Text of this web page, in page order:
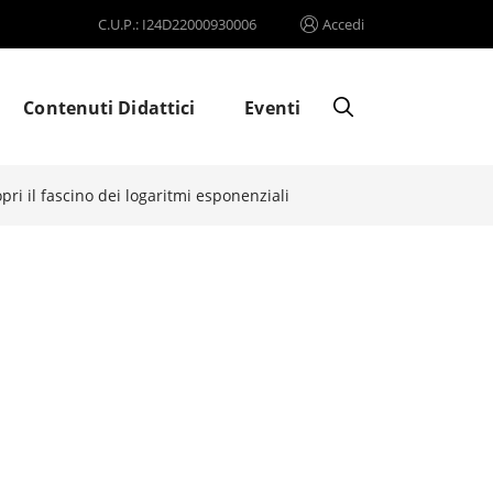
C.U.P.: I24D22000930006 Accedi
Contenuti Didattici Eventi
il fascino dei logaritmi esponenziali